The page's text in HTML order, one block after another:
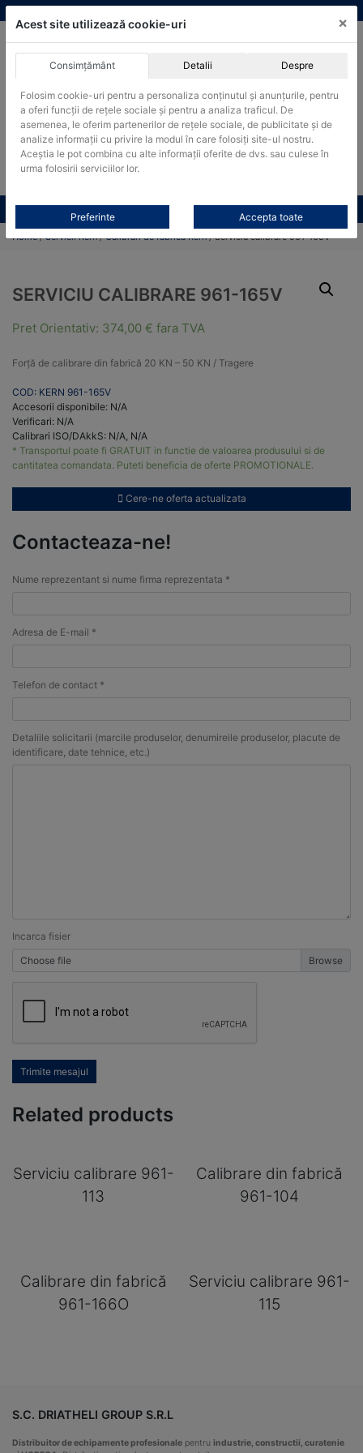
Skip
to
Produsele pot fi achizitionate si in sistemul SEAP / SICAP
Products
search
CAUTARE
Toate produsele CONTACT
Home/Servicii Kern/Calibrari de fabrica Kern/ Serviciu calibrare 961-165V
SERVICIU CALIBRARE 961-165V
Pret Orientativ: 374,00 € fara TVA
Forță de calibrare din fabrică 20 KN – 50 KN / Tragere
COD: KERN 961-165V
Accesorii disponibile: N/A
Verificari: N/A
Calibrari ISO/DAkkS: N/A, N/A
* Transportul poate fi GRATUIT in functie de valoarea produsului si de
cantitatea comandata. Puteti beneficia de oferte PROMOTIONALE.
Cere-ne oferta actualizata
Contacteaza-ne!
Nume reprezentant si nume firma reprezentata *
Adresa de E-mail *
Telefon de contact *
Detaliile solicitarii (marcile produselor, denumireile produselor, placute de
identificare, date tehnice, etc.)
Incarca fisier
Choose file
Trimite mesajul
Related products
Serviciu calibrare 961-
113
Calibrare din fabrică
961-104
Calibrare din fabrică
961-166O
Serviciu calibrare 961-
115
S.C. DRIATHELI GROUP S.R.L
Distribuitor de echipamente profesionale pentru industrie, constructii, curatenie
Acest site utilizează cookie-uri ×
Consimțământ Detalii Despre
Folosim cookie-uri pentru a personaliza conținutul și anunțurile, pentru
a oferi funcții de rețele sociale și pentru a analiza traficul. De
asemenea, le oferim partenerilor de rețele sociale, de publicitate și de
analize informații cu privire la modul în care folosiți site-ul nostru.
Aceștia le pot combina cu alte informații oferite de dvs. sau culese în
urma folosirii serviciilor lor.
Preferinte Accepta toate